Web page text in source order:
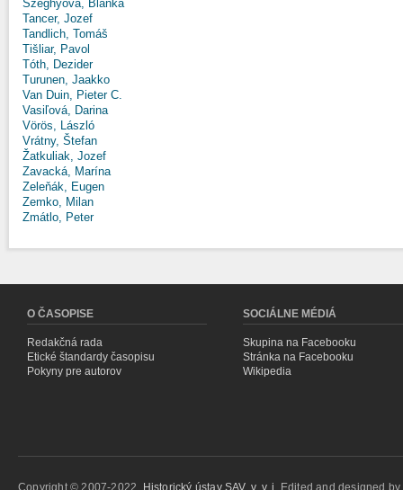
Szeghyová, Blanka
Tancer, Jozef
Tandlich, Tomáš
Tišliar, Pavol
Tóth, Dezider
Turunen, Jaakko
Van Duin, Pieter C.
Vasiľová, Darina
Vörös, László
Vrátny, Štefan
Žatkuliak, Jozef
Zavacká, Marína
Zeleňák, Eugen
Zemko, Milan
Zmátlo, Peter
O ČASOPISE
Redakčná rada
Etické štandardy časopisu
Pokyny pre autorov
SOCIÁLNE MÉDIÁ
Skupina na Facebooku
Stránka na Facebooku
Wikipedia